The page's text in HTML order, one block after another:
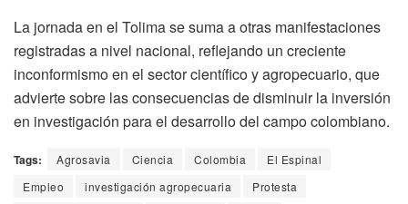
La jornada en el Tolima se suma a otras manifestaciones
registradas a nivel nacional, reflejando un creciente
inconformismo en el sector científico y agropecuario, que
advierte sobre las consecuencias de disminuir la inversión
en investigación para el desarrollo del campo colombiano.
Tags: Agrosavia Ciencia Colombia
El Espinal
Empleo
investigación agropecuaria
Protesta